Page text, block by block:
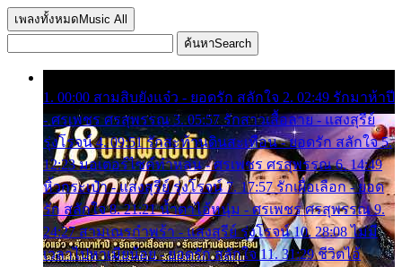
เพลงทั้งหมด Music All
ค้นหาSearch
1. 00:00 สามสิบยังแจ๋ว - ยอดรัก สลักใจ 2. 02:49 รักมาห้าปี
- ศรเพชร ศรสุพรรณ 3. 05:57 รักสาวเสื้อลาย - แสงสุรีย์
รุ่งโรจน์ 4. 09:51 รักสะท้านดินสะเทือน - ยอดรัก สลักใจ 5.
12:23 มอเตอร์ไซค์ทำหล่น - ศรเพชร ศรสุพรรณ 6. 14:49
หิ้วกระเป๋า - แสงสุรีย์ รุ่งโรจน์ 7. 17:57 รักเผื่อเลือก - ยอด
รัก สลักใจ 8. 21:21 น้ำตาไอ้หนุ่ม - ศรเพชร ศรสุพรรณ 9.
24:27 สามเณรกำพร้า - แสงสุรีย์ รุ่งโรจน์ 10. 28:08 ไม่มี
เวลาไปหาเมียน้อย - ยอดรัก สลักใจ 11. 31:29 ชีวิตไอ้